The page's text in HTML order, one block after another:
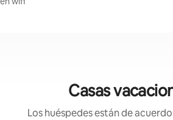
Casas
Los huéspedes están de